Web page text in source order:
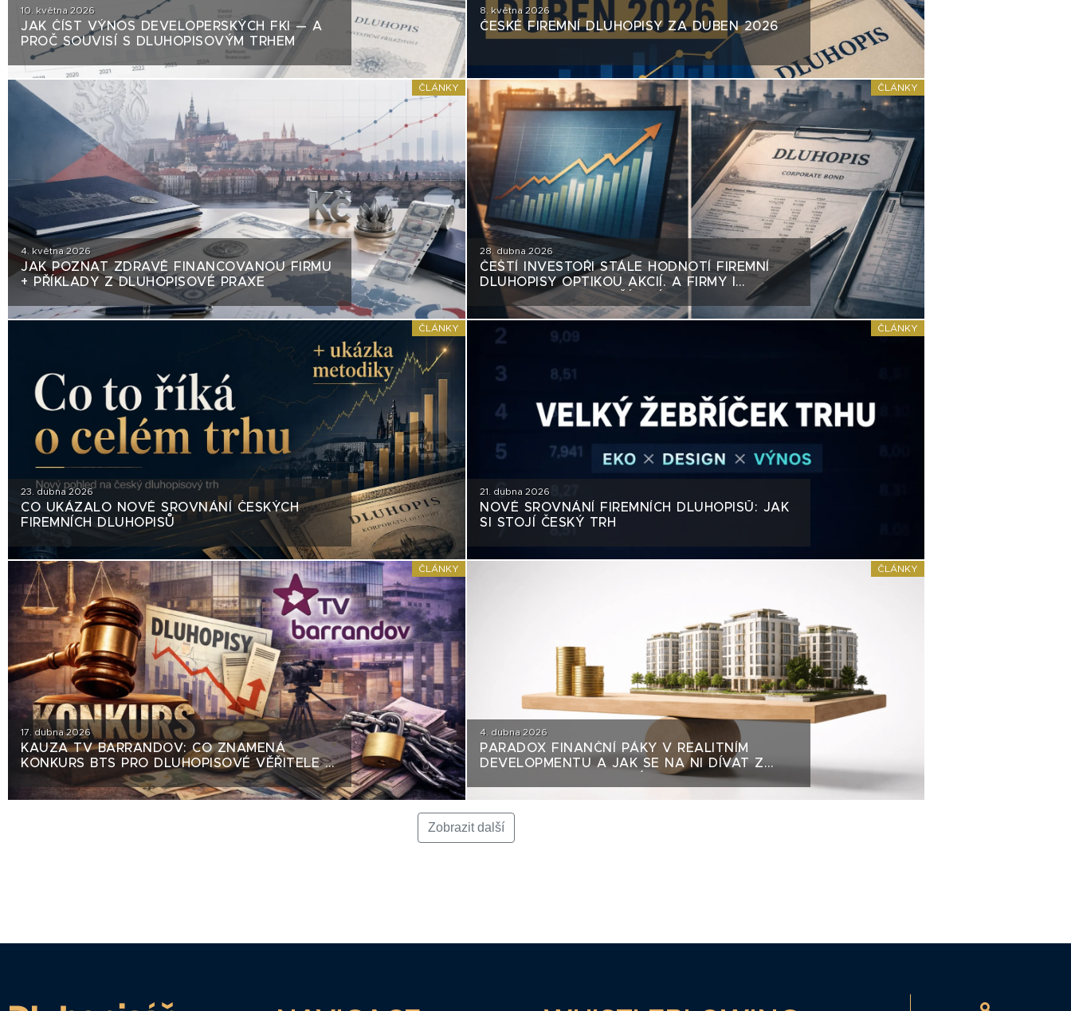
10. května 2026
JAK ČÍST VÝNOS DEVELOPERSKÝCH FKI — A
PROČ SOUVISÍ S DLUHOPISOVÝM TRHEM
8. května 2026
ČESKÉ FIREMNÍ DLUHOPISY ZA DUBEN 2026
ČLÁNKY
4. května 2026
JAK POZNAT ZDRAVĚ FINANCOVANOU FIRMU
+ PŘÍKLADY Z DLUHOPISOVÉ PRAXE
ČLÁNKY
28. dubna 2026
ČEŠTÍ INVESTOŘI STÁLE HODNOTÍ FIREMNÍ
DLUHOPISY OPTIKOU AKCIÍ. A FIRMY I
PORADCI TOHO VYUŽÍVAJÍ
ČLÁNKY
23. dubna 2026
CO UKÁZALO NOVÉ SROVNÁNÍ ČESKÝCH
FIREMNÍCH DLUHOPISŮ
ČLÁNKY
21. dubna 2026
NOVÉ SROVNÁNÍ FIREMNÍCH DLUHOPISŮ: JAK
SI STOJÍ ČESKÝ TRH
ČLÁNKY
17. dubna 2026
KAUZA TV BARRANDOV: CO ZNAMENÁ
KONKURS BTS PRO DLUHOPISOVÉ VĚŘITELE S-
ČLÁNKY
4. dubna 2026
PARADOX FINANČNÍ PÁKY V REALITNÍM
DEVELOPMENTU A JAK SE NA NI DÍVAT Z
POHLEDU DLUHOPISOVÉHO INVESTORA
Zobrazit další